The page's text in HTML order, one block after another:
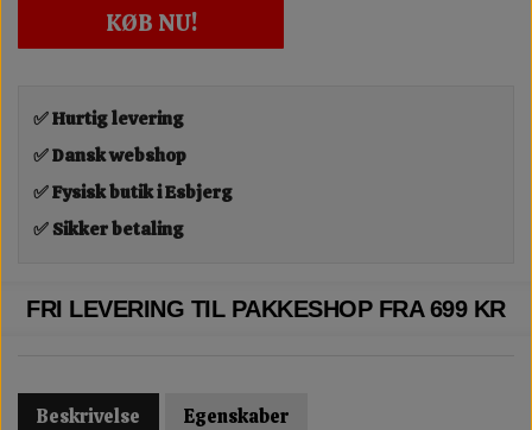
KØB NU!
✅ Hurtig levering
✅ Dansk webshop
✅ Fysisk butik i Esbjerg
✅ Sikker betaling
FRI LEVERING TIL PAKKESHOP FRA 699 KR
Beskrivelse Egenskaber